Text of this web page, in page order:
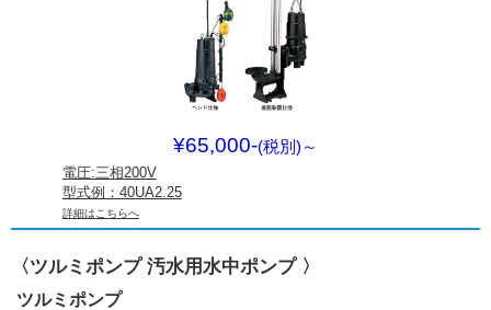
¥65,000-(税別) ～
電圧:三相200V
型式例：40UA2.25
詳細はこちらへ
〈ツルミポンプ 汚水用水中ポンプ 〉
ツルミポンプ